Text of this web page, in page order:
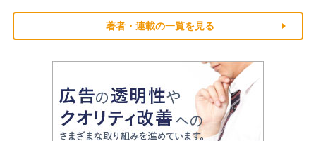
著者・連載の一覧を見る